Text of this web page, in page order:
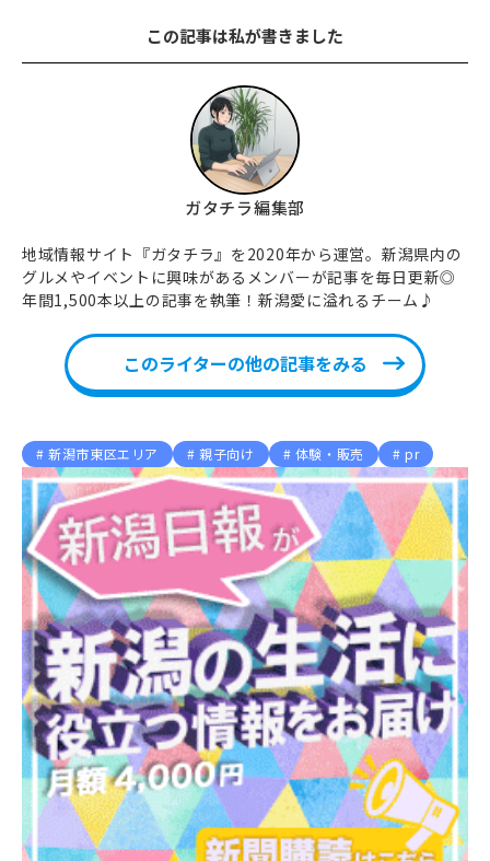
この記事は私が書きました
ガタチラ編集部
地域情報サイト『ガタチラ』を2020年から運営。新潟県内の
グルメやイベントに興味があるメンバーが記事を毎日更新◎
年間1,500本以上の記事を執筆！新潟愛に溢れるチーム♪
このライターの他の記事をみる
新潟市東区エリア 親子向け 体験・販売 pr